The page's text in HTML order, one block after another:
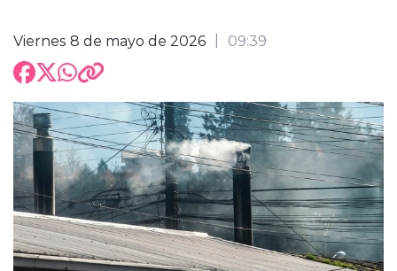
Viernes 8 de mayo de 2026 09:39